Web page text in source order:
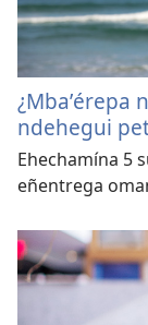
ndehegui
Ehechamína 5
eñentrega